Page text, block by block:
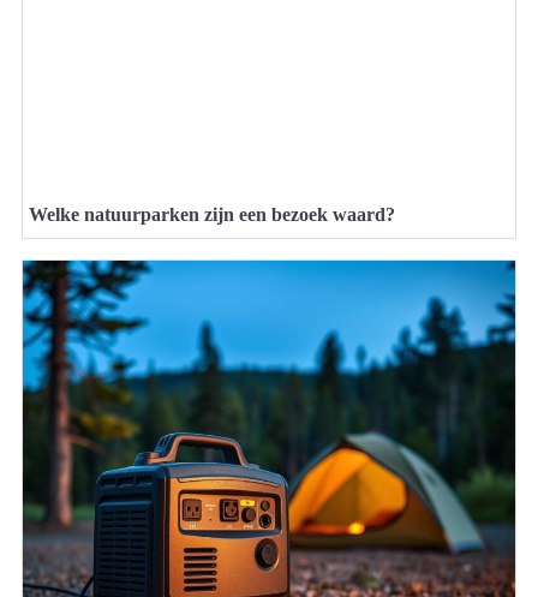
Welke natuurparken zijn een bezoek waard?